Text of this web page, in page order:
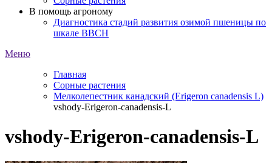
В помощь агроному
Диагностика стадий развития озимой пшеницы по
шкале ВВСН
Меню
Главная
Сорные растения
Мелколепестник канадский (Erigeron canadensis L)
vshody-Erigeron-canadensis-L
vshody-Erigeron-canadensis-L